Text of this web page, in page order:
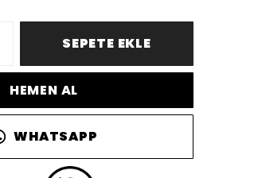
SEPETE EKLE
HEMEN AL
WHATSAPP